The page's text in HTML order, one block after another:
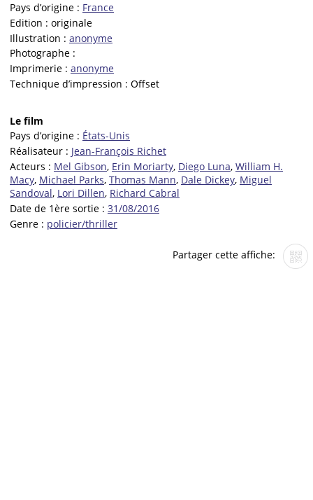
Pays d’origine : France
Edition : originale
Illustration : anonyme
Photographe :
Imprimerie : anonyme
Technique d’impression : Offset
Le film
Pays d’origine : États-Unis
Réalisateur : Jean-François Richet
Acteurs : Mel Gibson, Erin Moriarty, Diego Luna, William H.
Macy, Michael Parks, Thomas Mann, Dale Dickey, Miguel
Sandoval, Lori Dillen, Richard Cabral
Date de 1ère sortie : 31/08/2016
Genre : policier/thriller
Partager cette affiche: